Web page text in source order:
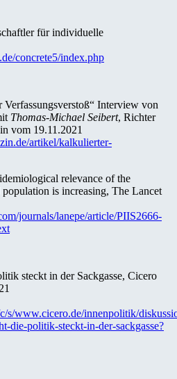
für individuelle
concrete5/index.php
Verfassungsverstoß“ Interview von
Thomas-Michael Seibert, Richter
vom 19.11.2021
artikel/kalkulierter-
relevance of the
is increasing, The Lancet
journals/lanepe/article/PIIS2666-
steckt in der Sackgasse, Cicero
s/www.cicero.de/innenpolitik/
die-politik-steckt-in-der-sackgasse?